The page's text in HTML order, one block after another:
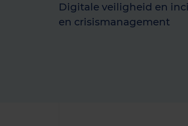
Digitale veiligheid en
en crisismanagement